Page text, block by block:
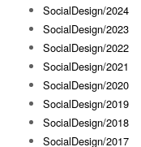
SocialDesign/2024
SocialDesign/2023
SocialDesign/2022
SocialDesign/2021
SocialDesign/2020
SocialDesign/2019
SocialDesign/2018
SocialDesign/2017